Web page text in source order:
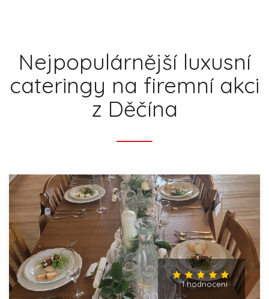
Nejpopulárnější luxusní
cateringy na firemní akci
z Děčína
1 hodnocení